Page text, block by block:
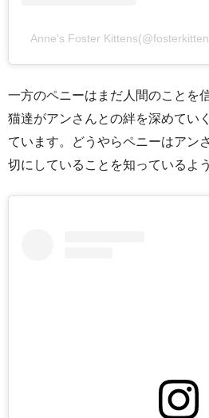
Anne’s Foster
一方のペニーはまだ人間のことを
猫達がアンさんとの絆を深めてい
ています。どうやらペニーはアン
切にしていることを知っているよ